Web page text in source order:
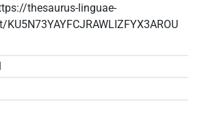
thesaurus-linguae-